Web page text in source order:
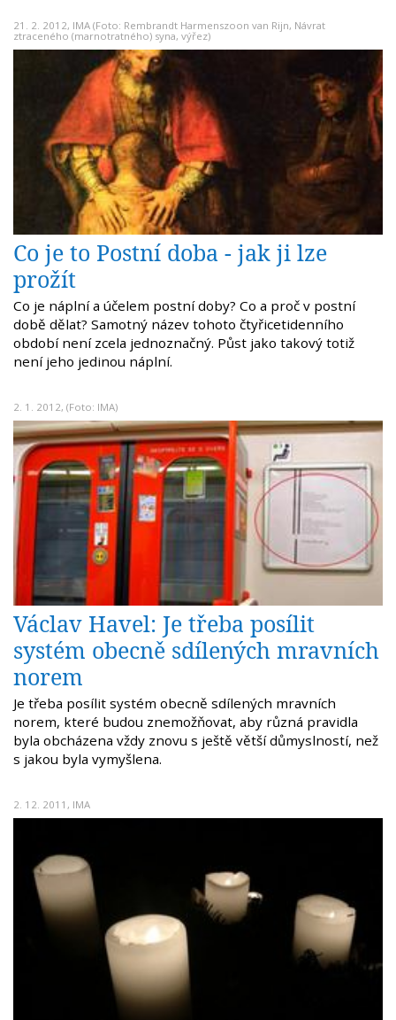
21. 2. 2012, IMA (Foto: Rembrandt Harmenszoon van Rijn, Návrat
ztraceného (marnotratného) syna, výřez)
Co je to Postní doba - jak ji lze
prožít
Co je náplní a účelem postní doby? Co a proč v postní
době dělat? Samotný název tohoto čtyřicetidenního
období není zcela jednoznačný. Půst jako takový totiž
není jeho jedinou náplní.
2. 1. 2012, (Foto: IMA)
Václav Havel: Je třeba posílit
systém obecně sdílených mravních
norem
Je třeba posílit systém obecně sdílených mravních
norem, které budou znemožňovat, aby různá pravidla
byla obcházena vždy znovu s ještě větší důmyslností, než
s jakou byla vymyšlena.
2. 12. 2011, IMA